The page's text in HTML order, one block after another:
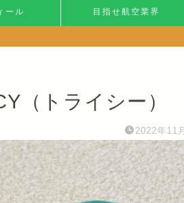
ール 目指せ航空業界
（トライシー）
2022年11